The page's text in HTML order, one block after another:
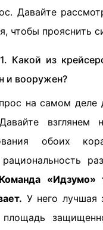
Давайте
чтобы прояснить
Какой из
и вооружен?
на самом деле
взглянем
обоих
Команда «Идзумо»
У него лучшая